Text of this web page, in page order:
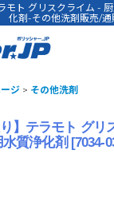
モト グリスクライム -
化剤-その他洗剤販売/通
ジ > その他洗剤
り】テラモト グ
質浄化剤 [7034-